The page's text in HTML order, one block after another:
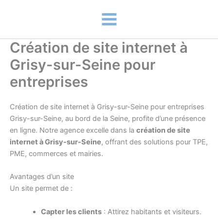
Création de site internet à
Grisy-sur-Seine pour
entreprises
Création de site internet à Grisy-sur-Seine pour entreprises
Grisy-sur-Seine, au bord de la Seine, profite d’une présence
en ligne. Notre agence excelle dans la création de site
internet à Grisy-sur-Seine, offrant des solutions pour TPE,
PME, commerces et mairies.
Avantages d’un site
Un site permet de :
Capter les clients: Attirez habitants et visiteurs.